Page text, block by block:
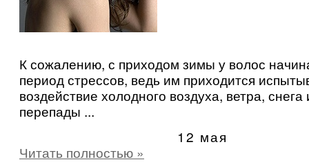
К сожалению, с приходом зимы у волос
период стрессов, ведь им приходится
воздействие холодного воздуха, ветра,
перепады ...
12 мая
Читать полностью »